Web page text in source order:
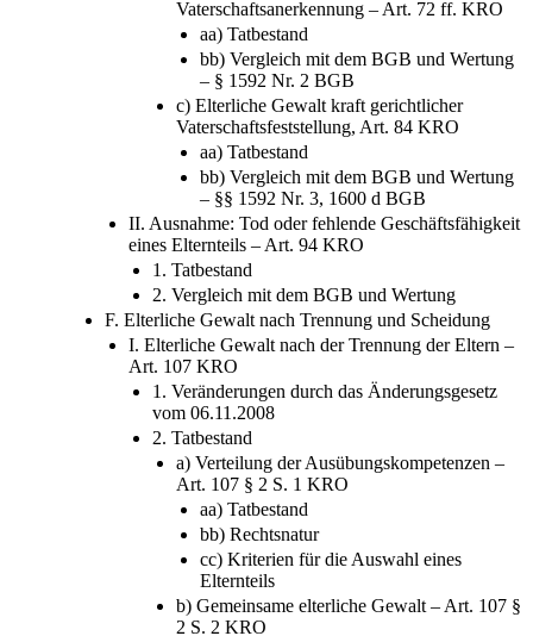
bb) Vergleich mit dem BGB
b) Elterliche Gewalt kraft
Vaterschaftsanerkennung – Art. 72 ff. KRO
aa) Tatbestand
bb) Vergleich mit dem BGB und Wertung
– § 1592 Nr. 2 BGB
c) Elterliche Gewalt kraft gerichtlicher
Vaterschaftsfeststellung, Art. 84 KRO
aa) Tatbestand
bb) Vergleich mit dem BGB und Wertung
– §§ 1592 Nr. 3, 1600 d BGB
II. Ausnahme: Tod oder fehlende Geschäftsfähigkeit
eines Elternteils – Art. 94 KRO
1. Tatbestand
2. Vergleich mit dem BGB und Wertung
F. Elterliche Gewalt nach Trennung und Scheidung
I. Elterliche Gewalt nach der Trennung der Eltern –
Art. 107 KRO
1. Veränderungen durch das Änderungsgesetz
vom 06.11.2008
2. Tatbestand
a) Verteilung der Ausübungskompetenzen –
Art. 107 § 2 S. 1 KRO
aa) Tatbestand
bb) Rechtsnatur
cc) Kriterien für die Auswahl eines
Elternteils